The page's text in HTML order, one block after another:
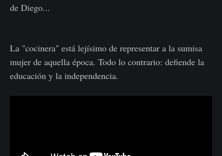
de Diego...
La "cocinera" está lejísimo de representar a la sumisa
mujer de aquella época. Todo lo contrario: defiende la
educación y la independencia.